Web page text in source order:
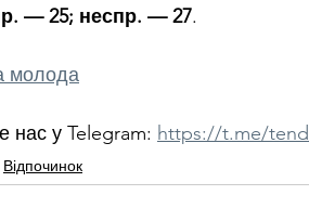
— 25; неспр. — 27.
молода
нас у Telegram: https://t.me/
Відпочинок